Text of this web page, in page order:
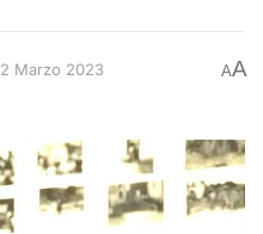
2 Marzo 2023 AA